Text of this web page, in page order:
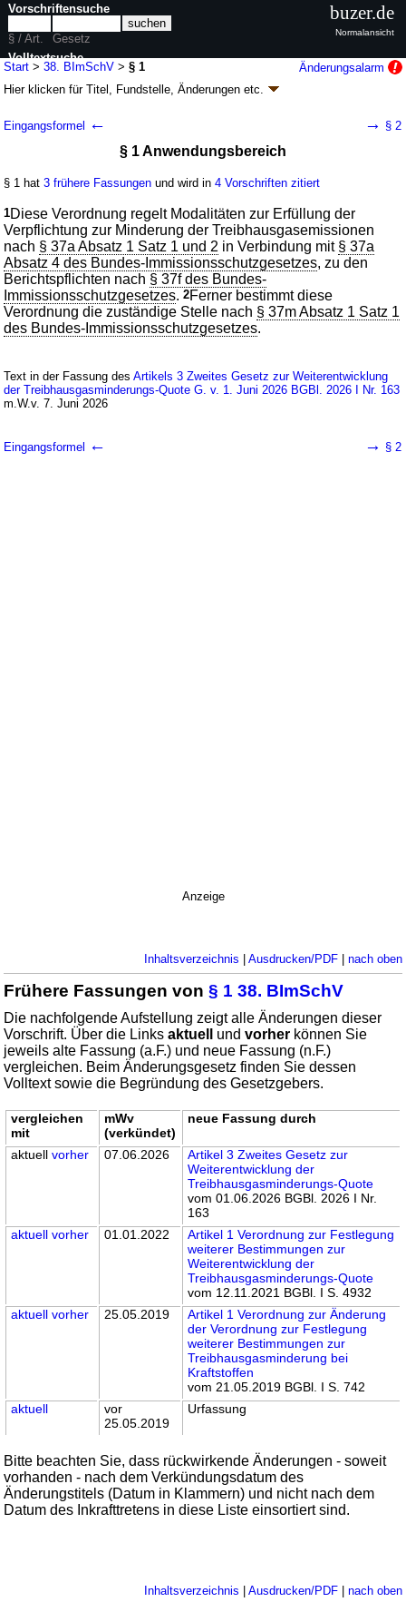
Start >38. BImSchV >§ 1
Änderungsalarm
Hier klicken fürTitel, Fundstelle, Änderungen etc.
Bestimmungen zur Treibhausgasminderung bei
Kraftstoffen (38. BImSchV)
V. v. 08.12.2017 BGBl. I S. 3892 (Nr. 77 ); zuletzt geändert durch
BGBl. 2026 I Nr. 163
Geltung ab 14.12.2017; FNA: 2129-8-38-1Umweltschutz
7 weitere Fassungen
| wird in 30 Vorschriften zitiert
Teil 1 Allgemeine Bestimmungen
Eingangsformel ← → § 2
§ 1 Anwendungsbereich
§ 1 hat3 frühere Fassungen und wird in4 Vorschriften zitiert
1Diese Verordnung regelt Modalitäten zur Erfüllung der
Verpflichtung zur Minderung der Treibhausgasemissionen
nach § 37a Absatz 1 Satz 1 und 2 in Verbindung mit § 37a
Absatz 4 des Bundes-Immissionsschutzgesetzes, zu den
Berichtspflichten nach § 37f des Bundes-
Immissionsschutzgesetzes.2Ferner bestimmt diese
Verordnung die zuständige Stelle nach § 37m Absatz 1 Satz 1
des Bundes-Immissionsschutzgesetzes.
Text in der Fassung desArtikels 3 Zweites Gesetz zur Weiterentwicklung
der Treibhausgasminderungs-Quote G. v. 1. Juni 2026 BGBl. 2026 I Nr. 163
m.W.v. 7. Juni 2026
Eingangsformel ← → § 2
Anzeige
Inhaltsverzeichnis | Ausdrucken/PDF| nach oben
Frühere Fassungen von§ 1 38. BImSchV
Die nachfolgende Aufstellung zeigt alle Änderungen dieser
Vorschrift. Über die Linksaktuell undvorher können Sie
jeweils alte Fassung (a.F.) und neue Fassung (n.F.)
vergleichen. Beim Änderungsgesetz finden Sie dessen
Volltext sowie die Begründung des Gesetzgebers.
vergleichen
mit
mWv
(verkündet)
neue Fassung durch
aktuellvorher 07.06.2026
Artikel 3 Zweites Gesetz zur
Weiterentwicklung der
Treibhausgasminderungs-Quote
vom 01.06.2026 BGBl. 2026 I Nr.
163
aktuell vorher 01.01.2022
Artikel 1 Verordnung zur Festlegung
weiterer Bestimmungen zur
Weiterentwicklung der
Treibhausgasminderungs-Quote
vom 12.11.2021 BGBl. I S. 4932
aktuell vorher 25.05.2019
Artikel 1 Verordnung zur Änderung
der Verordnung zur Festlegung
weiterer Bestimmungen zur
Treibhausgasminderung bei
Kraftstoffen
vom 21.05.2019 BGBl. I S. 742
aktuell
vor
25.05.2019
Urfassung
Bitte beachten Sie, dass rückwirkende Änderungen - soweit
vorhanden - nach dem Verkündungsdatum des
Änderungstitels (Datum in Klammern) und nicht nach dem
Datum des Inkrafttretens in diese Liste einsortiert sind.
Inhaltsverzeichnis | Ausdrucken/PDF| nach oben
Vorschriftensuche
§ / Art.
Gesetz
Volltextsuche
nur in 38. BImSchV
buzer.de
Normalansicht